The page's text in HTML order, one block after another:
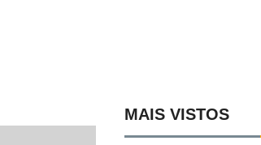
MAIS VISTOS